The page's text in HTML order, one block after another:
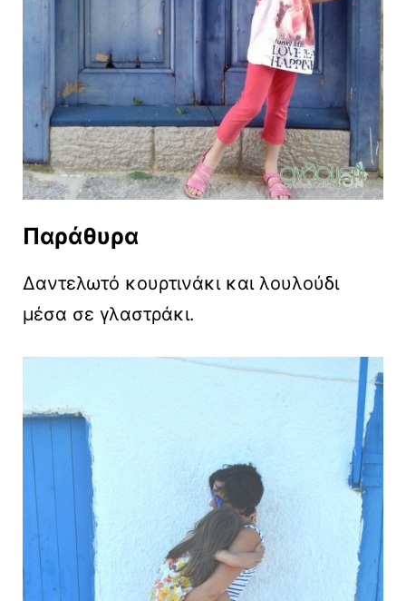
Παράθυρα
Δαντελωτό κουρτινάκι και λουλούδι
μέσα σε γλαστράκι.